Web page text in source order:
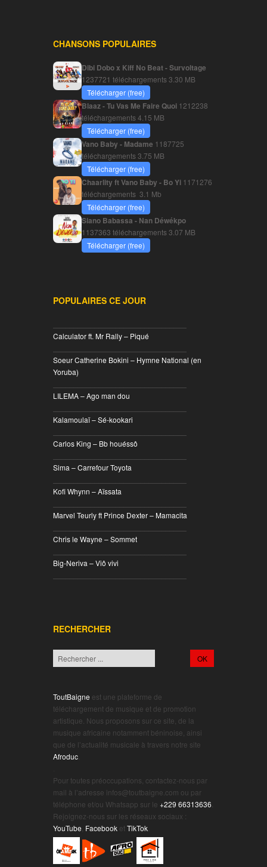
CHANSONS POPULAIRES
Dibi Dobo x Kiff No Beat - Survoltage
1237721 téléchargements3.30 MB
Télécharger (free)
Blaaz - Tu Vas Me Faire Quoi 1212238
téléchargements4.15 MB
Télécharger (free)
Vano Baby - Madame 1187725
téléchargements3.75 MB
Télécharger (free)
Chaarlity ft Vano Baby - Bo Yi 1171276
téléchargements 3.1 Mb
Télécharger (free)
Siano Babassa - Nan Déwékpo
1137363 téléchargements3.07 MB
Télécharger (free)
POPULAIRES CE JOUR
Calculator ft. Mr Rally – Piqué
Soeur Catherine Bokini – Hymne National (en
Yoruba)
LILEMA – Ago man dou
Kalamoulaï – Sé-kookari
Carlos King – Bb houéssô
Sima – Carrefour Toyota
Kofi Whynn – Aïssata
Marvel Teurly ft Prince Dexter – Mamacita
Chris le Wayne – Sommet
Big-Neriva – Viô vivi
RECHERCHER
ToutBaigne est une plateforme de
téléchargement de musique et de promotion
artistique. Nous proposons sur ce site, de la
musique africaine notamment béninoise, ainsi
que de l’actualité musicale à travers notre site
Afroduc
Pour toutes préoccupations, contactez-nous par
mail à l’adresse infos@toutbaigne.com ou par
téléphone et/ou Whatsapp sur le +229 66313636
Rejoignez-nous sur les réseaux sociaux :
YouTube Facebook etTikTok